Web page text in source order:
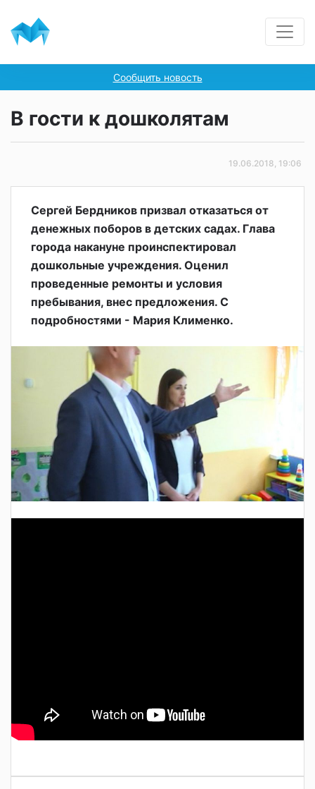
Сообщить новость
В гости к дошколятам
19.06.2018, 19:06
Сергей Бердников призвал отказаться от
денежных поборов в детских садах. Глава
города накануне проинспектировал
дошкольные учреждения. Оценил
проведенные ремонты и условия
пребывания, внес предложения. С
подробностями - Мария Клименко.